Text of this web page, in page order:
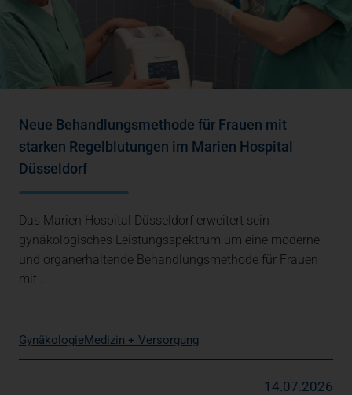
Neue Behandlungsmethode für Frauen mit
starken Regelblutungen im Marien Hospital
Düsseldorf
Das Marien Hospital Düsseldorf erweitert sein
gynäkologisches Leistungsspektrum um eine moderne
und organerhaltende Behandlungsmethode für Frauen
mit…
GynäkologieMedizin + Versorgung
14.07.2026